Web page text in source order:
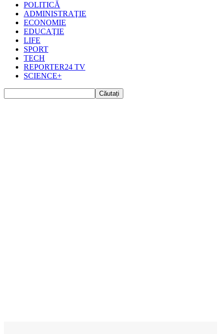
POLITICĂ
ADMINISTRAŢIE
ECONOMIE
EDUCAŢIE
LIFE
SPORT
TECH
REPORTER24 TV
SCIENCE+